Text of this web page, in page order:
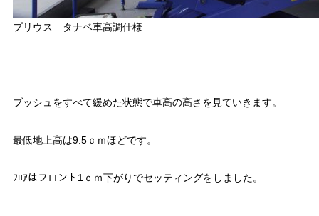
プリウス タナベ車高調仕様
ブッシュをすべて緩めた状態で車高の高さを見ていきます。
最低地上高は9.5ｃｍほどです。
ﾌﾛｱはフロント1ｃｍ下がりでセッティングをしました。